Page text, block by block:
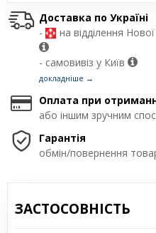
Доставка по Україні
-
на відділення
- самовивіз у Київ
докладніше →
Оплата при
або іншим зручним
Гарантія
обмін/повернення
ЗАСТОСОВНІСТЬ